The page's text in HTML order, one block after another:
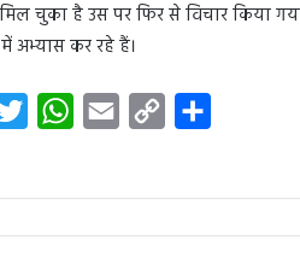
चुका है उस पर फिर से विचार किया
अभ्यास कर रहे हैं।
W